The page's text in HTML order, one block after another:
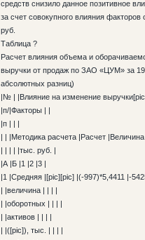
средств снизило данное позитивное
за счет совокупного влияния
руб.
Таблица ?
Расчет влияния объема и
выручки от продаж по ЗАО «ЦУМ» за
абсолютных разниц)
|№ | |Влияние на изменение
|п/|Факторы | |
|п | | |
| | |Методика расчета |Расчет
| | | | |тыс. руб. |
|А |Б |1 |2 |3 |
|1 |Средняя |[pic][pic] |(-997)*5,4411 |-
| |величина | | | |
| |оборотных | | | |
| |активов | | | |
| |([pic]), тыс. | | | |